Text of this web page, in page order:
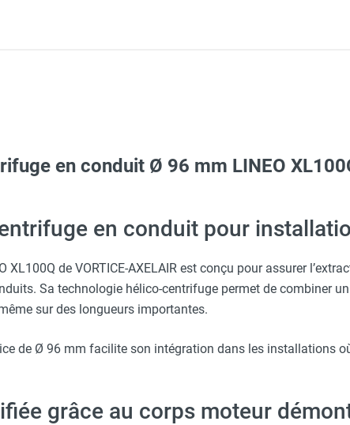
- AXELAIR
retour blanche pour LINEO 100 - VORTICE-AXELAIR
protège-menton Smartguard PE 10H - HUSQVARNA
S - HUSQVARNA
M - HUSQVARNA
en conduit Ø 96 mm LINEO
en conduit pour
XL100Q de VORTICE-AXELAIR est conçu pour assurer
Sa technologie hélico-centrifuge permet de combiner
sur des longueurs importantes.
de Ø 96 mm facilite son intégration dans les installations
grâce au corps moteur